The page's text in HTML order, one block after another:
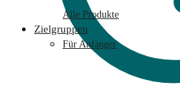
Alle Produkte
Zielgruppen
Für Anfänger